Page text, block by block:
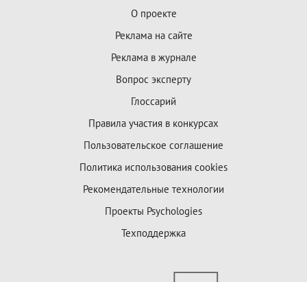
О проекте
Реклама на сайте
Реклама в журнале
Вопрос эксперту
Глоссарий
Правила участия в конкурсах
Пользовательское соглашение
Политика использования cookies
Рекомендательные технологии
Проекты Psychologies
Техподдержка